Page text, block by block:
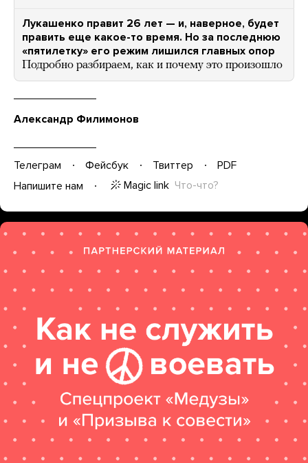
Лукашенко правит 26 лет — и, наверное, будет
править еще какое-то время. Но за последнюю
«пятилетку» его режим лишился главных опор
Подробно разбираем, как и почему это произошло
Александр Филимонов
Телеграм Фейсбук Твиттер
PDF
Напишите нам
Magic link Что-что?